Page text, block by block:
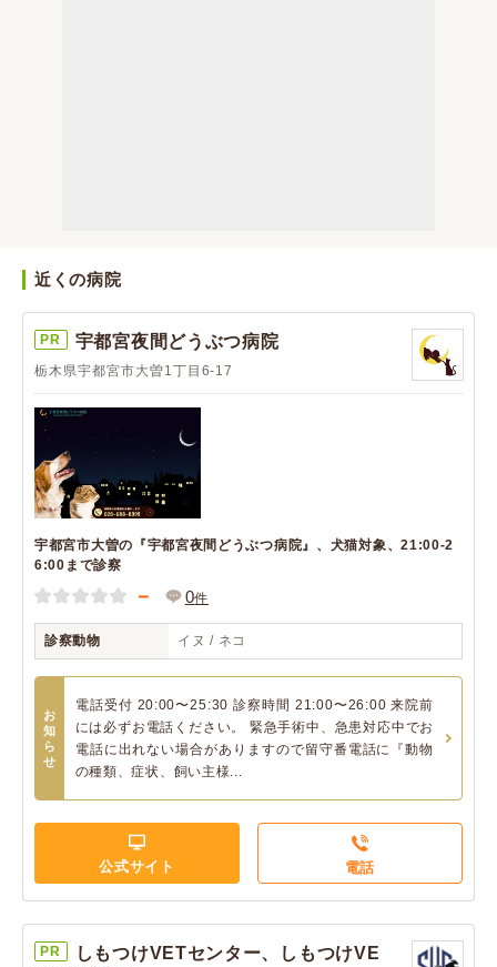
近くの病院
PR 宇都宮夜間どうぶつ病院
栃木県宇都宮市大曽1丁目6-17
宇都宮市大曽の『宇都宮夜間どうぶつ病院』、犬猫対象、21:00-2
6:00まで診察
－ 0件
診察動物 イヌ / ネコ
お
知
ら
せ
電話受付 20:00〜25:30 診察時間 21:00〜26:00 来院前
には必ずお電話ください。 緊急手術中、急患対応中でお
電話に出れない場合がありますので留守番電話に『動物
の種類、症状、飼い主様...
公式サイト 電話
PR
しもつけVETセンター、しもつけVE